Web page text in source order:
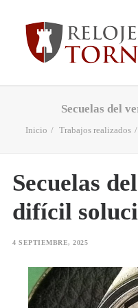
QUIENES SOMOS
PRODUCTOS
SERVICIOS
CONTACTO
Secuelas del
Inicio Trabajos realizados
Secuelas
difícil
4 SEPTIEMBRE, 2025